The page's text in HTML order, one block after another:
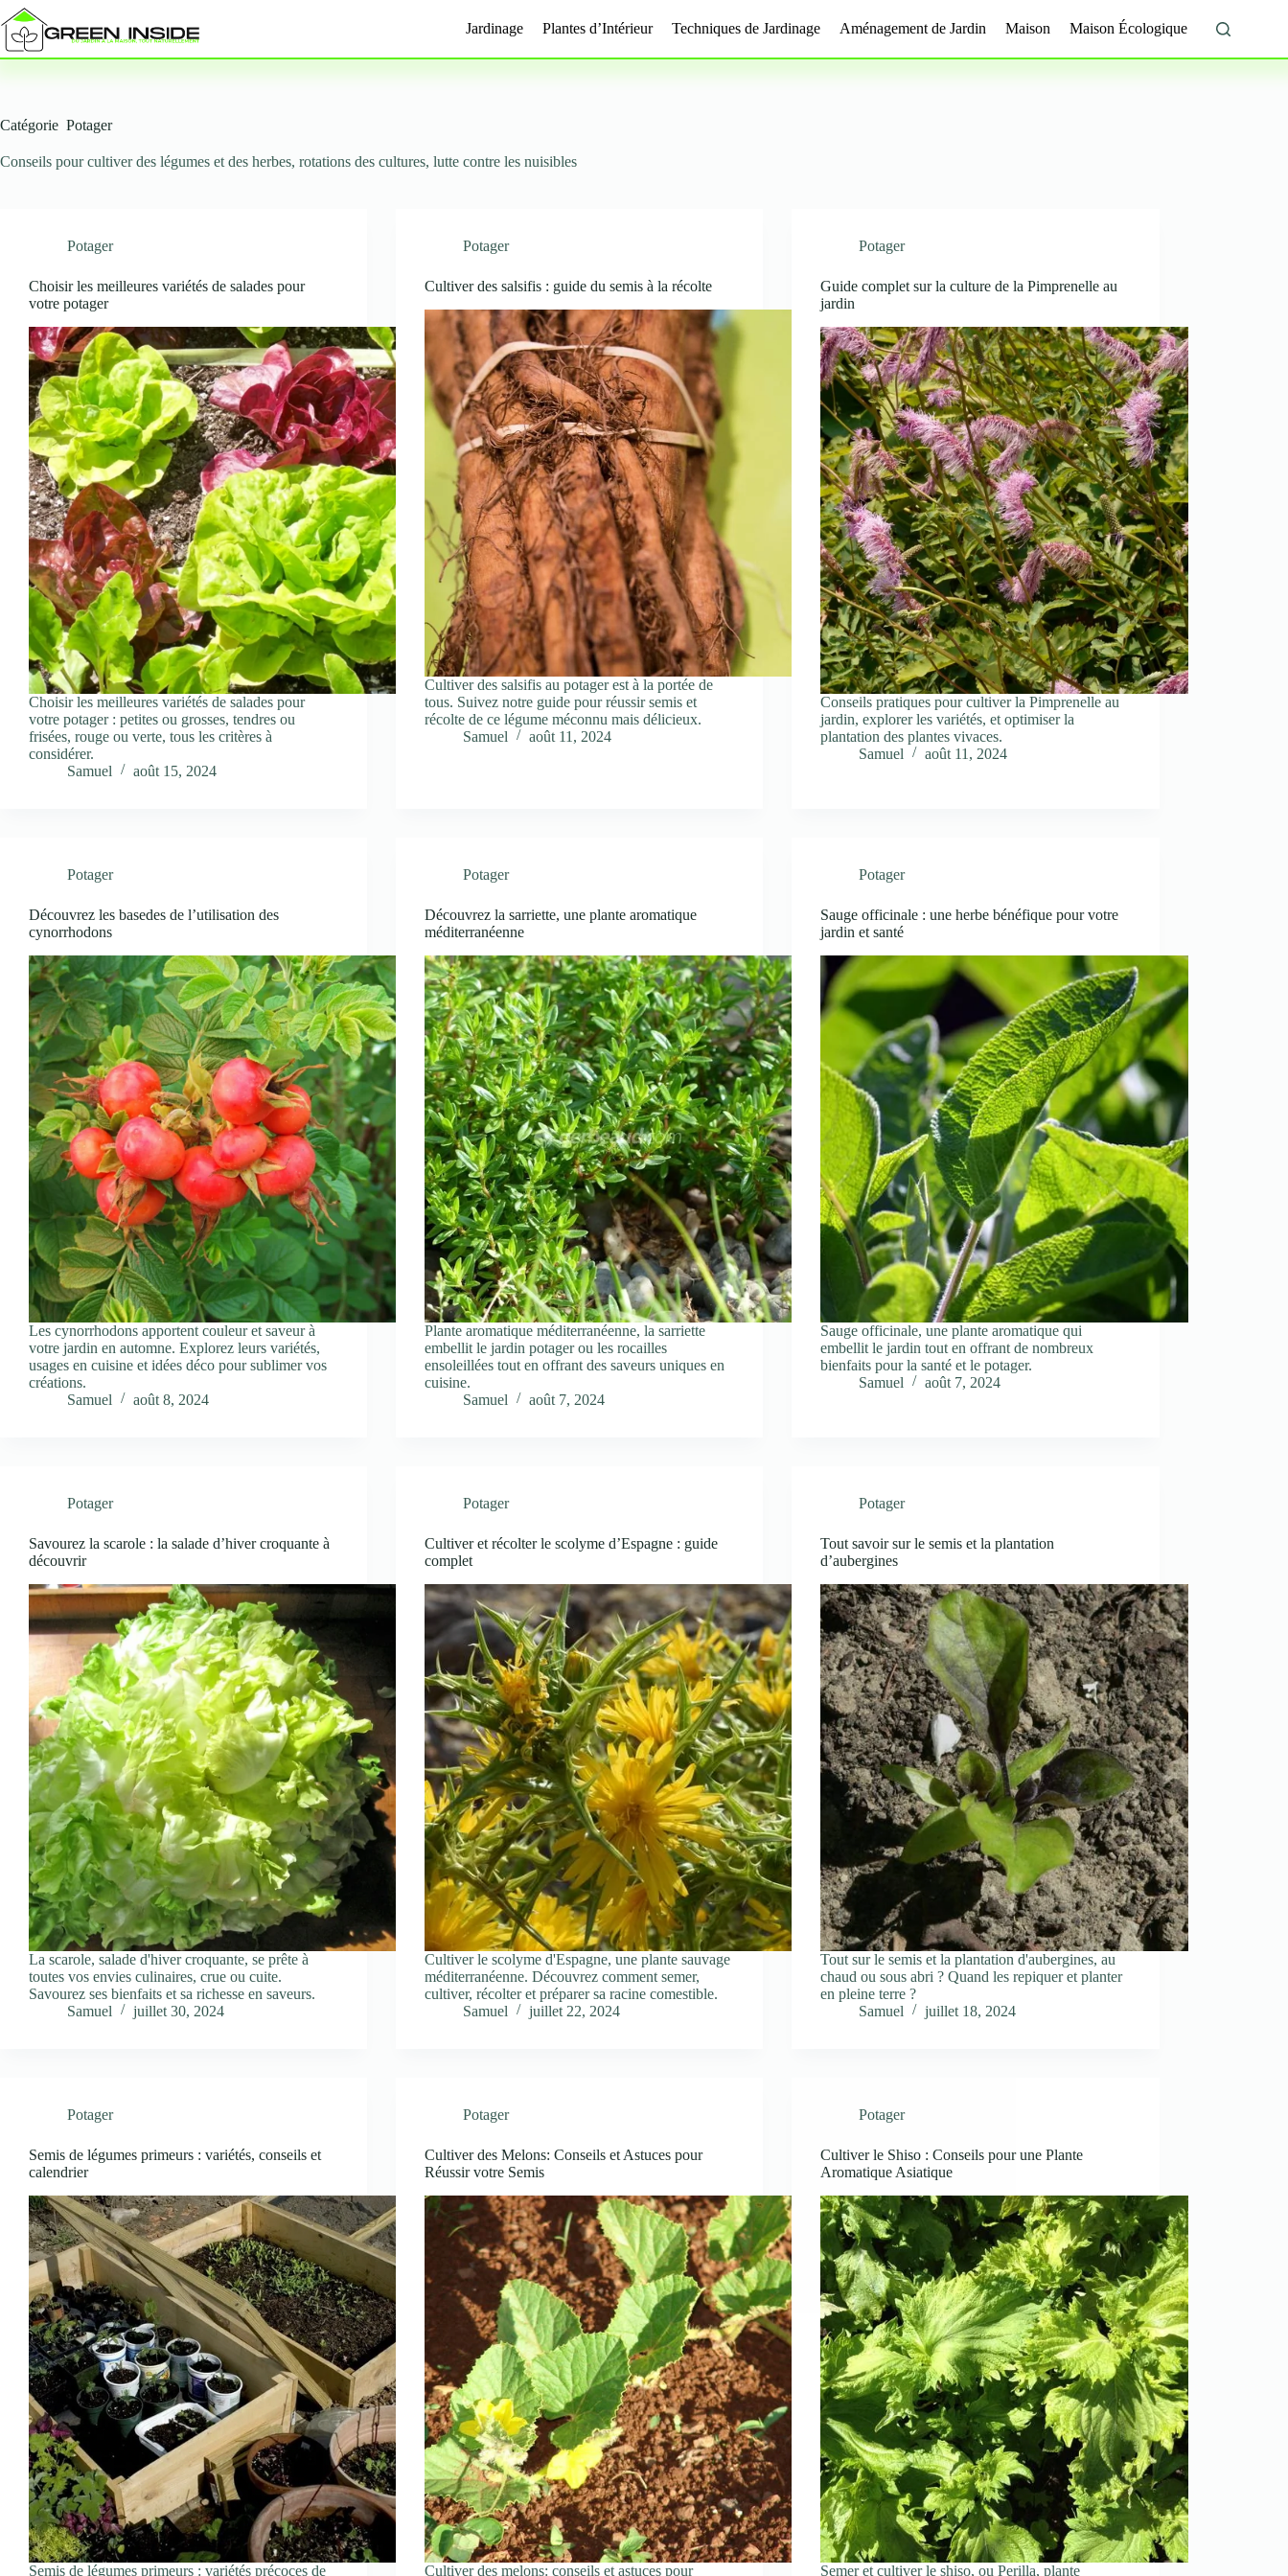
Passer
au
contenu
Jardinage Plantes d’Intérieur Techniques de Jardinage Aménagement de Jardin Maison Maison Écologique
Catégorie Potager
Conseils pour cultiver des légumes et des herbes, rotations des cultures, lutte contre les nuisibles
Potager
Choisir les meilleures variétés de salades pour
votre potager
Choisir les meilleures variétés de salades pour
votre potager : petites ou grosses, tendres ou
frisées, rouge ou verte, tous les critères à
considérer.
Samuel
août 15, 2024
Potager
Cultiver des salsifis : guide du semis à la récolte
Cultiver des salsifis au potager est à la portée de
tous. Suivez notre guide pour réussir semis et
récolte de ce légume méconnu mais délicieux.
Samuel
août 11, 2024
Potager
Guide complet sur la culture de la Pimprenelle au
jardin
Conseils pratiques pour cultiver la Pimprenelle au
jardin, explorer les variétés, et optimiser la
plantation des plantes vivaces.
Samuel
août 11, 2024
Potager
Découvrez les basedes de l’utilisation des
cynorrhodons
Les cynorrhodons apportent couleur et saveur à
votre jardin en automne. Explorez leurs variétés,
usages en cuisine et idées déco pour sublimer vos
créations.
Samuel
août 8, 2024
Potager
Découvrez la sarriette, une plante aromatique
méditerranéenne
Plante aromatique méditerranéenne, la sarriette
embellit le jardin potager ou les rocailles
ensoleillées tout en offrant des saveurs uniques en
cuisine.
Samuel
août 7, 2024
Potager
Sauge officinale : une herbe bénéfique pour votre
jardin et santé
Sauge officinale, une plante aromatique qui
embellit le jardin tout en offrant de nombreux
bienfaits pour la santé et le potager.
Samuel
août 7, 2024
Potager
Savourez la scarole : la salade d’hiver croquante à
découvrir
La scarole, salade d'hiver croquante, se prête à
toutes vos envies culinaires, crue ou cuite.
Savourez ses bienfaits et sa richesse en saveurs.
Samuel
juillet 30, 2024
Potager
Cultiver et récolter le scolyme d’Espagne : guide
complet
Cultiver le scolyme d'Espagne, une plante sauvage
méditerranéenne. Découvrez comment semer,
cultiver, récolter et préparer sa racine comestible.
Samuel
juillet 22, 2024
Potager
Tout savoir sur le semis et la plantation
d’aubergines
Tout sur le semis et la plantation d'aubergines, au
chaud ou sous abri ? Quand les repiquer et planter
en pleine terre ?
Samuel
juillet 18, 2024
Potager
Semis de légumes primeurs : variétés, conseils et
calendrier
Semis de légumes primeurs : variétés précoces de
Potager
Cultiver des Melons: Conseils et Astuces pour
Réussir votre Semis
Cultiver des melons: conseils et astuces pour
Potager
Cultiver le Shiso : Conseils pour une Plante
Aromatique Asiatique
Semer et cultiver le shiso, ou Perilla, plante